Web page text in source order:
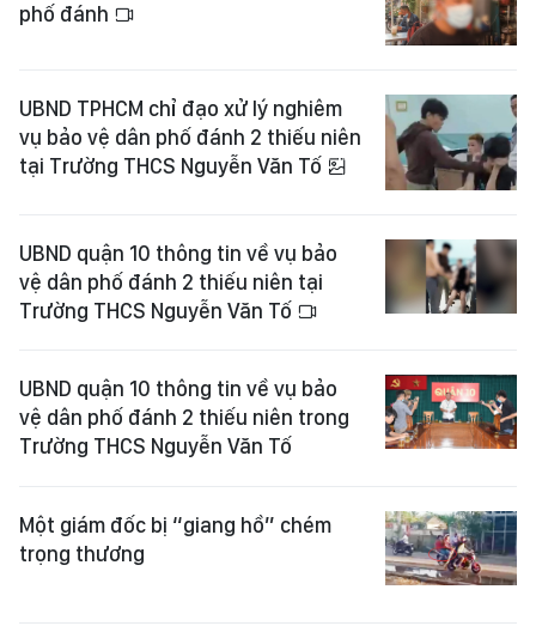
phố đánh
UBND TPHCM chỉ đạo xử lý nghiêm
vụ bảo vệ dân phố đánh 2 thiếu niên
tại Trường THCS Nguyễn Văn Tố
UBND quận 10 thông tin về vụ bảo
vệ dân phố đánh 2 thiếu niên tại
Trường THCS Nguyễn Văn Tố
UBND quận 10 thông tin về vụ bảo
vệ dân phố đánh 2 thiếu niên trong
Trường THCS Nguyễn Văn Tố
Một giám đốc bị “giang hồ” chém
trọng thương